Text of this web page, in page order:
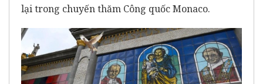
lại trong chuyến thăm Công quốc Monaco.